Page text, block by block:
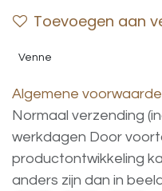
Toevoegen aan
Venne
Algemene
Normaal verzending
werkdagen Door
productontwikkeling
anders zijn dan in